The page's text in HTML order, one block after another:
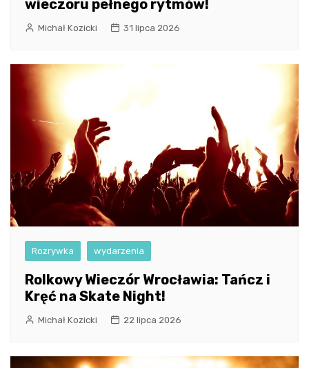
wieczoru pełnego rytmów!
Michał Kozicki 31 lipca 2026
Rozrywka wydarzenia
Rolkowy Wieczór Wrocławia: Tańcz i
Kręć na Skate Night!
Michał Kozicki 22 lipca 2026